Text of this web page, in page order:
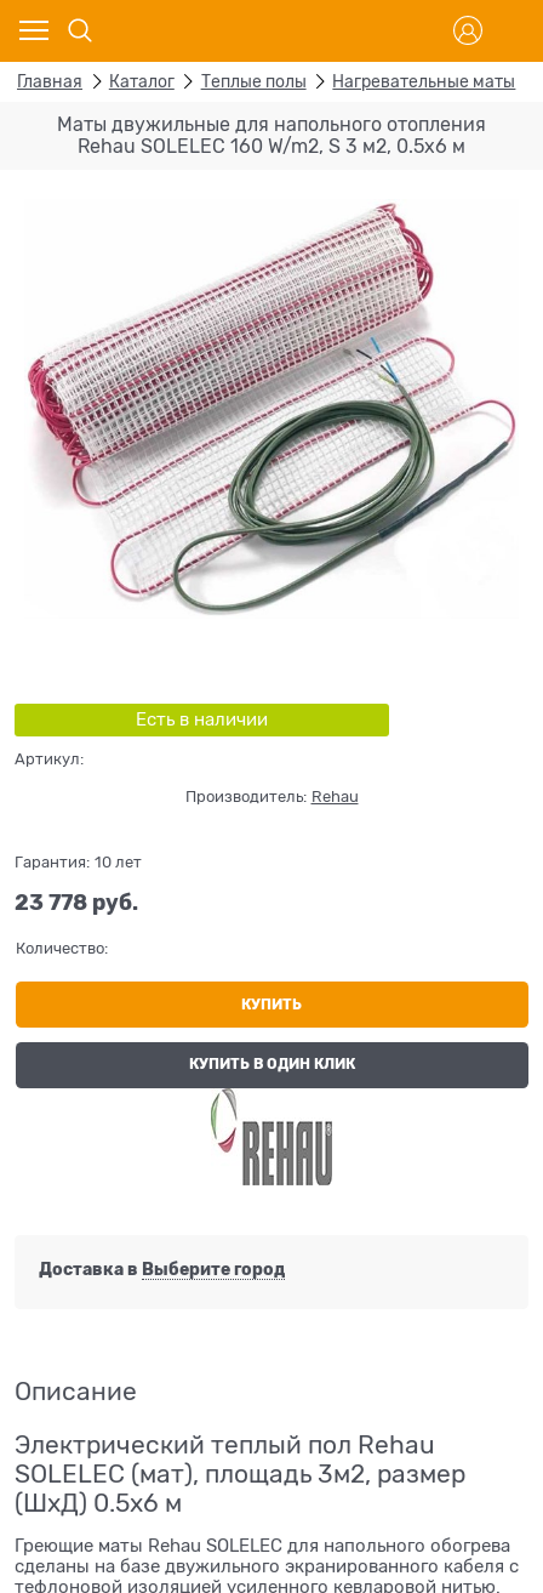
Главная Каталог Теплые полы Нагревательные маты
Маты двужильные для напольного отопления
Rehau SOLELEC 160 W/m2, S 3 м2, 0.5х6 м
Есть в наличии
Артикул:
Производитель: Rehau
Гарантия: 10 лет
23 778 руб.
Количество:
КУПИТЬ
КУПИТЬ В ОДИН КЛИК
Доставка в Выберите город
Описание
Электрический теплый пол Rehau
SOLELEC (мат), площадь 3м2, размер
(ШхД) 0.5х6 м
Греющие маты Rehau SOLELEC для напольного обогрева
сделаны на базе двужильного экранированного кабеля с
тефлоновой изоляцией усиленного кевларовой нитью.